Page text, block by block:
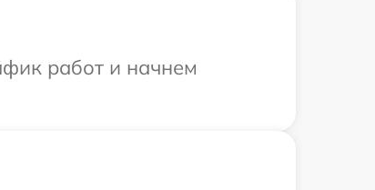
работ и начнем